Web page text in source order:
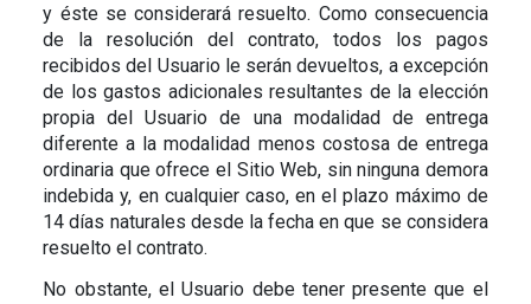
y éste se considerará resuelto. Como consecuencia
de la resolución del contrato, todos los pagos
recibidos del Usuario le serán devueltos, a excepción
de los gastos adicionales resultantes de la elección
propia del Usuario de una modalidad de entrega
diferente a la modalidad menos costosa de entrega
ordinaria que ofrece el Sitio Web, sin ninguna demora
indebida y, en cualquier caso, en el plazo máximo de
14 días naturales desde la fecha en que se considera
resuelto el contrato.
No obstante, el Usuario debe tener presente que el